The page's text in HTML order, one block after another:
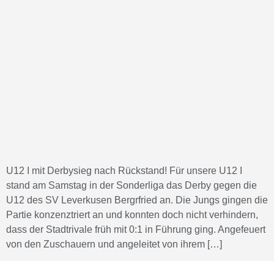
U12 I mit Derbysieg nach Rückstand! Für unsere U12 I
stand am Samstag in der Sonderliga das Derby gegen die
U12 des SV Leverkusen Bergrfried an. Die Jungs gingen die
Partie konzenztriert an und konnten doch nicht verhindern,
dass der Stadtrivale früh mit 0:1 in Führung ging. Angefeuert
von den Zuschauern und angeleitet von ihrem […]